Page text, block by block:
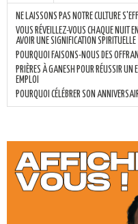
NE LAISSONS PAS NOTRE CULTURE
VOUS RÉVEILLEZ-VOUS CHAQUE NUIT
AVOIR UNE SIGNIFICATION SPIRITUELLE
POURQUOI FAISONS-NOUS DES
PRIÈRES À GANESH POUR RÉUSSIR UN
EMPLOI
POURQUOI CÉLÉBRER SON